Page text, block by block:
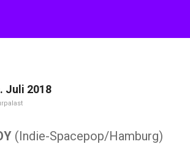
Juli 2018
(Indie-Spacepop/Hamburg)